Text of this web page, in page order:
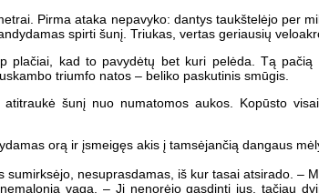
Pirma ataka nepavyko: dantys taukštelėjo per
spirti šunį. Triukas, vertas geriausių
plačiai, kad to pavydėtų bet kuri pelėda. Tą
triumfo natos – beliko paskutinis smūgis.
šunį nuo numatomos aukos. Kopūsto
orą ir įsmeigęs akis į tamsėjančią dangaus
nesuprasdamas, iš kur tasai atsirado. –
vaga. – Ji nenorėjo gąsdinti jus, tačiau